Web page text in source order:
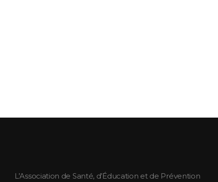
L’Association de Santé, d’Éducation et de Prévention